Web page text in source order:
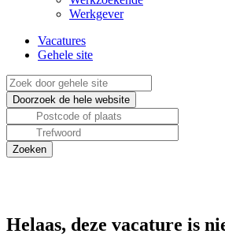
Werkgever
Vacatures
Gehele site
Helaas, deze vacature is